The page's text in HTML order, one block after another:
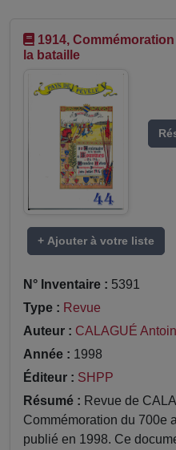
1914,
la bataille
+ Ajouter à votre liste
N° Inventaire : 5391
Type : Revue
Auteur : CALAGUÉ
Année : 1998
Éditeur : SHPP
Résumé : Revue de
Commémoration du 700e
publié en 1998. Ce